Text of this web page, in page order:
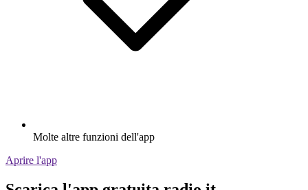
Molte altre funzioni dell'app
Aprire l'app